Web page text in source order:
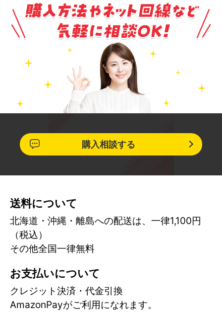
購入相談する
送料について
北海道・沖縄・離島への配送は、一律1,100円
（税込）
その他全国一律無料
お支払いについて
クレジット決済・代金引換
AmazonPayがご利用になれます。